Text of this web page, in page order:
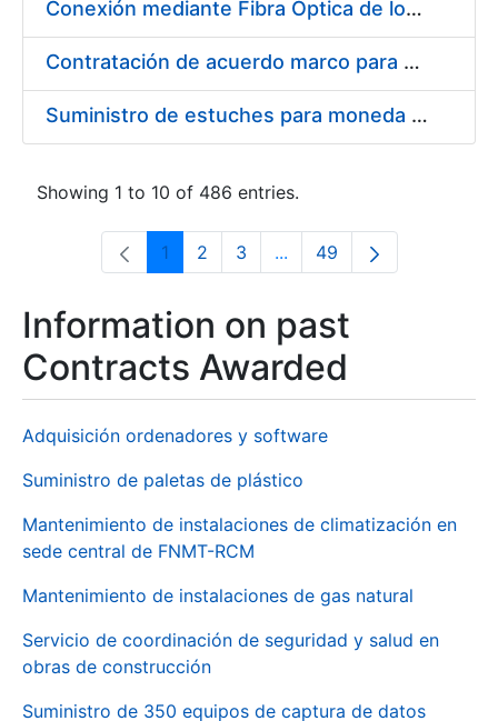
Conexión mediante Fibra Óptica de los Centros de Proceso de Datos (CPDs) de las sedes de la FNMT-RCM de Burgos y Madrid
Contratación de acuerdo marco para el Suministro de Material de Electricidad para la Fábrica Nacional de Moneda y Timbre-Real Casa de la Moneda en su centro de trabajo de Burgos
Suministro de estuches para moneda de 30 €
Showing 1 to 10 of 486 entries.
Page
1 Page
2 Page
3 ...Intermediate Pages Use
Page
49
Information on past
Contracts Awarded
Adquisición ordenadores y software
Suministro de paletas de plástico
Mantenimiento de instalaciones de climatización en
sede central de FNMT-RCM
Mantenimiento de instalaciones de gas natural
Servicio de coordinación de seguridad y salud en
obras de construcción
Suministro de 350 equipos de captura de datos